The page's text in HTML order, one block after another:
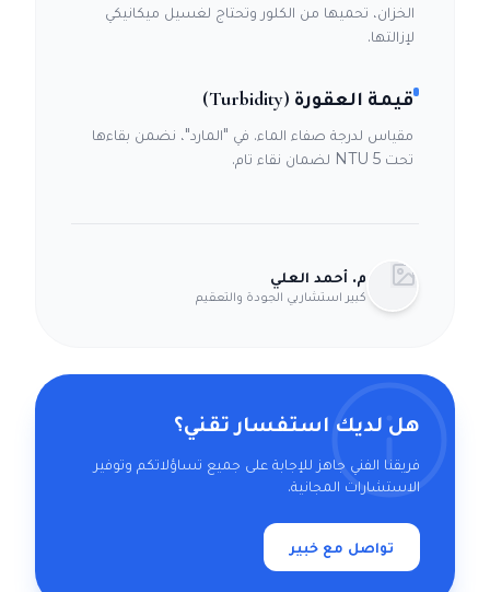
الخزان، تحميها من الكلور وتحتاج لغسيل ميكانيكي
لإزالتها.
قيمة العقورة (Turbidity)
مقياس لدرجة صفاء الماء. في "المارد"، نضمن بقاءها
تحت 5 NTU لضمان نقاء تام.
م. أحمد العلي
كبير استشاريي الجودة والتعقيم
هل لديك استفسار تقني؟
فريقنا الفني جاهز للإجابة على جميع تساؤلاتكم وتوفير
الاستشارات المجانية.
تواصل مع خبير